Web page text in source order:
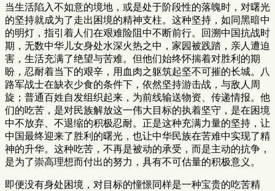
当生活陷入不如意的境地，或是处于阶段性的落魄时，对曙光
的坚持就成为了走出困境的精神支柱。这种坚持，如同黑暗中
的明灯，指引着人们在艰难险阻中不断前行。回溯中国抗战时
期，无数中华儿女身处水深火热之中，家园被践踏，亲人遭迫
害，生活充满了绝望与苦难。但他们始终怀揣着对胜利的期
盼，忍耐着当下的艰辛，用血肉之躯筑起坚不可摧的长城。八
路军战士在缺衣少食的条件下，依然坚持游击战，与敌人周
旋；普通百姓自发组织起来，为前线输送物资、传递情报。他
们的吃苦，是对民族解放这一伟大目标的执着坚守，是在困境
中不放弃、不退缩的积极忍耐。正是这种充满力量的坚持，让
中国最终迎来了胜利的曙光，也让中华民族在苦难中实现了精
神的升华。这种吃苦，不再是被动的承受，而是主动的抗争，
是为了崇高理想而付出的努力，具有不可估量的积极意义。
即便没有身处困境，对目标的憧憬同样是一种宝贵的吃苦精